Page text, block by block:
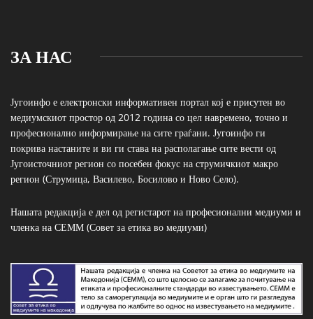
ЗА НАС
Југоинфо е електронски информативен портал кој е присутен во
медиумскиот простор од 2012 година со цел навремено, точно и
професионално информирање на сите граѓани. Југоинфо ги
покрива настаните и ви ги става на располагање сите вести од
Југоисточниот регион со посебен фокус на струмичкиот макро
регион (Струмица, Василево, Босилово и Ново Село).
Нашата редакција е дел од регистарот на професионални медиуми и
членка на СЕММ (Совет за етика во медиуми)